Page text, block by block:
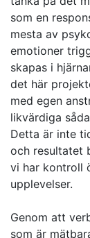
som en
mesta av
emotioner
skapas i
det här
med egen
likvärdiga
Detta är inte
och resultatet
vi har kontroll
upplevelser.
Genom att
som är